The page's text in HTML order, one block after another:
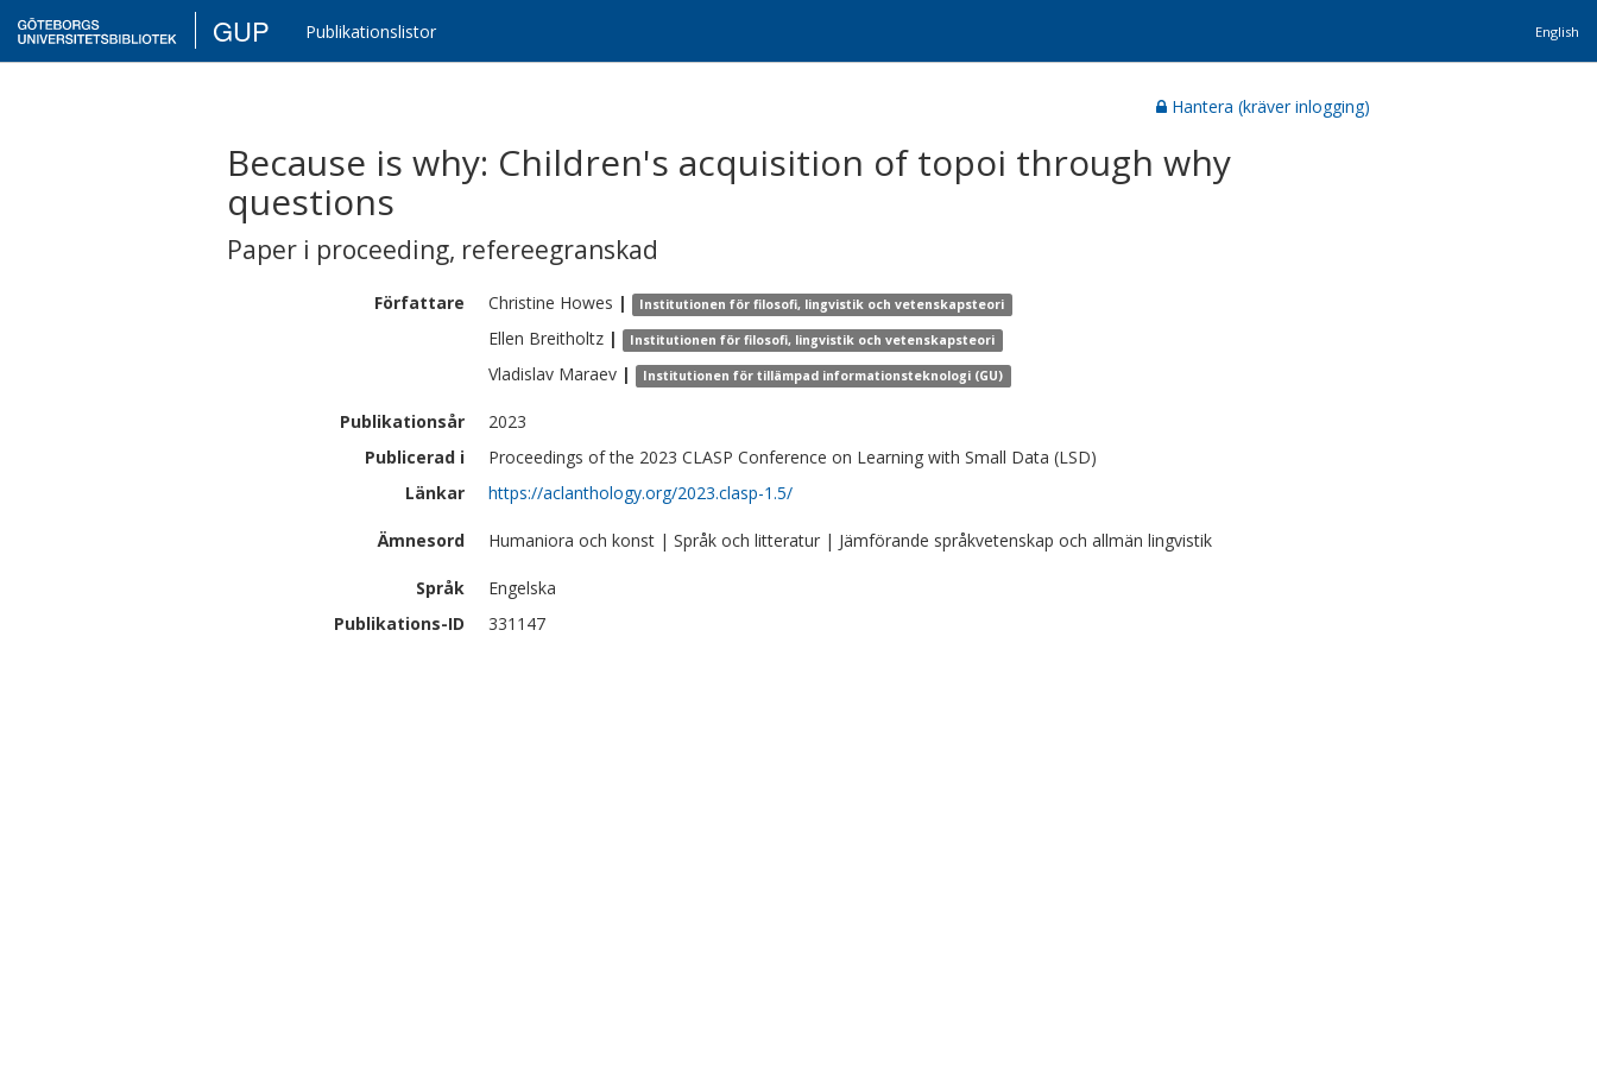
GUP Publikationslistor English
Hantera (kräver inlogging)
Because is why: Children's acquisition of topoi through why
questions
Paper i proceeding, refereegranskad
Författare Christine Howes | Institutionen för filosofi, lingvistik och vetenskapsteori
Ellen Breitholtz | Institutionen för filosofi, lingvistik och vetenskapsteori
Vladislav Maraev | Institutionen för tillämpad informationsteknologi (GU)
Publikationsår
2023
Publicerad i
Proceedings of the 2023 CLASP Conference on Learning with Small Data (LSD)
Länkar
https://aclanthology.org/2023.clasp-1.5/
Ämnesord Humaniora och konst | Språk och litteratur | Jämförande språkvetenskap och allmän lingvistik
Språk
Engelska
Publikations-ID
331147